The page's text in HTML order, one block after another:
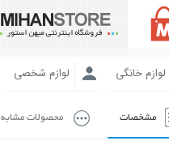
لوازم خانگی لوازم شخصی
مشخصات محصولات مشابه